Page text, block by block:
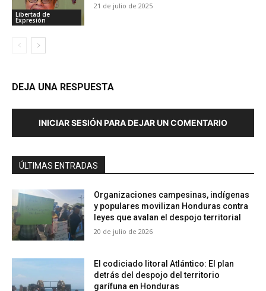
Libertad de
Expresión
21 de julio de 2025
DEJA UNA RESPUESTA
INICIAR SESIÓN PARA DEJAR UN COMENTARIO
ÚLTIMAS ENTRADAS
Organizaciones campesinas, indígenas
y populares movilizan Honduras contra
leyes que avalan el despojo territorial
20 de julio de 2026
El codiciado litoral Atlántico: El plan
detrás del despojo del territorio
garífuna en Honduras